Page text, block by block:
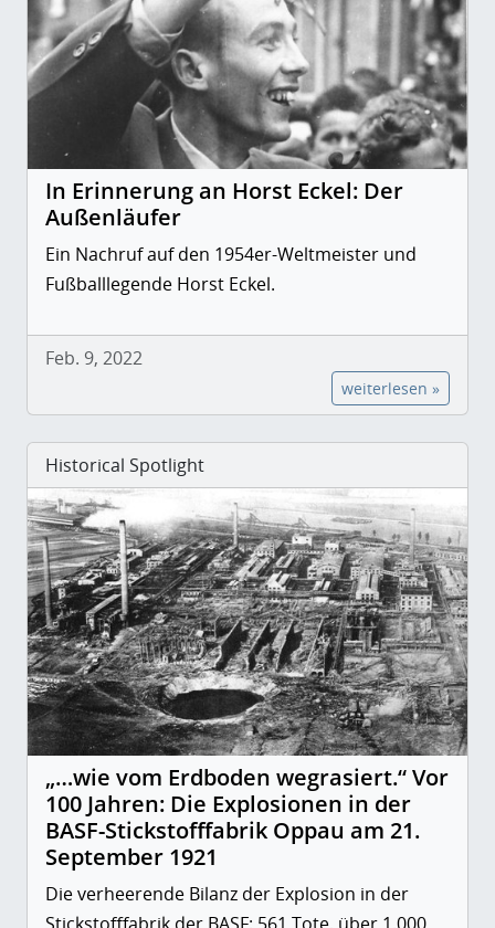
In Erinnerung an Horst Eckel: Der
Außenläufer
Ein Nachruf auf den 1954er-Weltmeister und
Fußballlegende Horst Eckel.
Feb. 9, 2022
weiterlesen »
Historical Spotlight
„…wie vom Erdboden wegrasiert.“ Vor
100 Jahren: Die Explosionen in der
BASF-Stickstofffabrik Oppau am 21.
September 1921
Die verheerende Bilanz der Explosion in der